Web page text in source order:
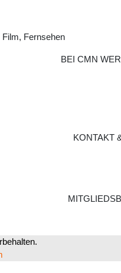
Fernsehen
BEI CMN
KONTAKT